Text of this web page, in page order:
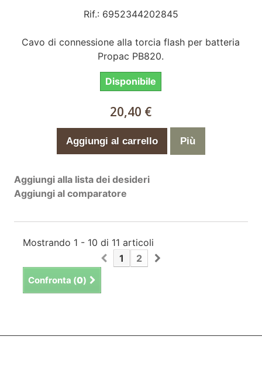
Rif.: 6952344202845
Cavo di connessione alla torcia flash per batteria
Propac PB820.
Disponibile
20,40 €
Aggiungi al carrello Più
Aggiungi alla lista dei desideri
Aggiungi al comparatore
Confronta (0)
1 2
Mostrando 1 - 10 di 11 articoli